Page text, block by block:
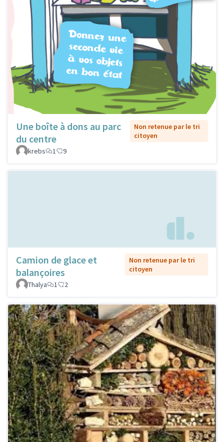
Une boîte à dons au parc
du centre
Non retenue par le tri
citoyen
krebs
1 9
Camion de glace et
balançoires
Non retenue par le tri
citoyen
Thalya
1 2